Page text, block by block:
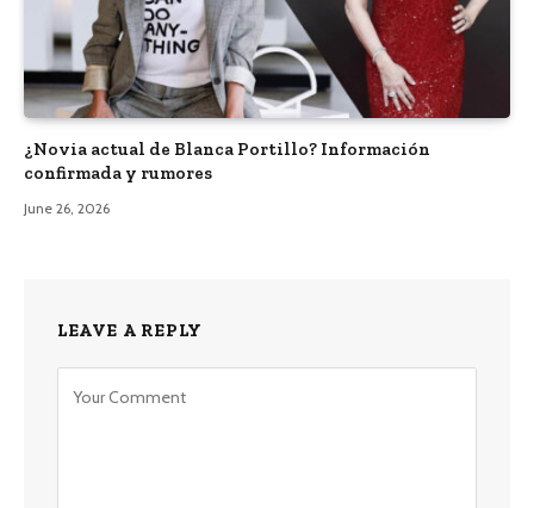
¿Novia actual de Blanca Portillo? Información
confirmada y rumores
June 26, 2026
LEAVE A REPLY